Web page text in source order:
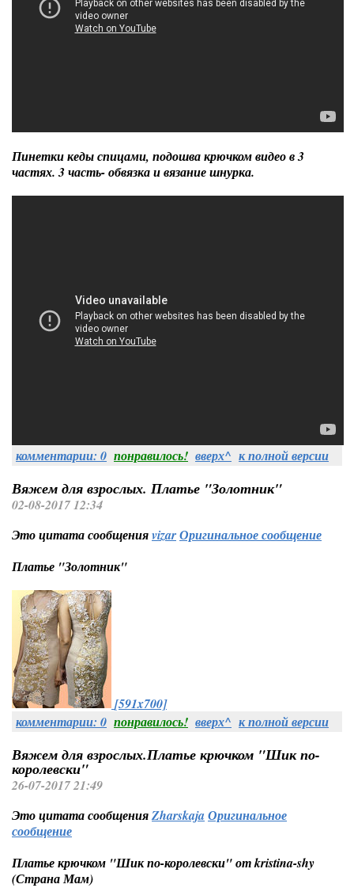
Пинетки кеды спицами, подошва крючком видео в 3
частях. 3 часть- обвязка и вязание шнурка.
комментарии: 0 понравилось! вверх^ к полной версии
Вяжем для взрослых. Платье "Золотник"
02-08-2017 12:34
Это цитата сообщенияvizarОригинальное сообщение
Платье "Золотник"
[591x700]
комментарии: 0 понравилось! вверх^ к полной версии
Вяжем для взрослых.Платье крючком "Шик по-
королевски"
26-07-2017 21:49
Это цитата сообщенияZharskajaОригинальное
сообщение
Платье крючком "Шик по-королевски" от kristina-shy
(Страна Мам)